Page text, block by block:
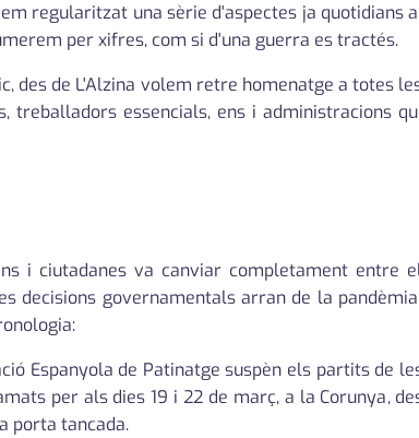
regularitzat una sèrie d'aspectes ja
per xifres, com si d'una guerra es tractés.
des de L'Alzina volem retre homenatge a totes
treballadors essencials, ens i administracions
i ciutadanes va canviar completament entre
decisions governamentals arran de la
Espanyola de Patinatge suspèn els partits de
per als dies 19 i 22 de març, a la
porta tancada.